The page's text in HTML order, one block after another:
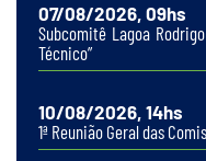
07/08/2026, 09hs
Subcomitê Lagoa
Técnico”
10/08/2026, 14hs
1ª Reunião Geral das